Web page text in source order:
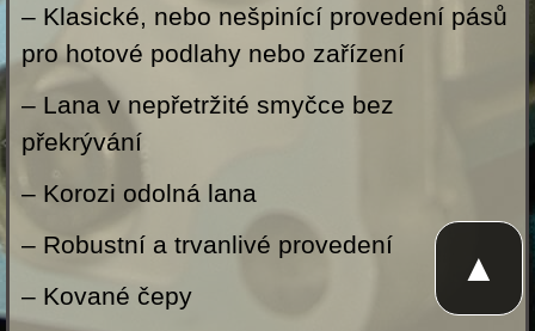
– Klasické, nebo nešpinící provedení pásů
pro hotové podlahy nebo zařízení
– Lana v nepřetržité smyčce bez
překrývání
– Korozi odolná lana
– Robustní a trvanlivé provedení
– Kované čepy
▲